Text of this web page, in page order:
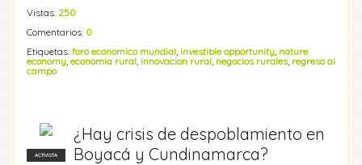
Vistas: 250
Comentarios: 0
Etiquetas: foro economico mundial investible opportunity nature
economy economia rural innovacion rural negocios rurales, regreso al
campo
ACTIVISTA
¿Hay crisis de despoblamiento en
Boyacá y Cundinamarca?